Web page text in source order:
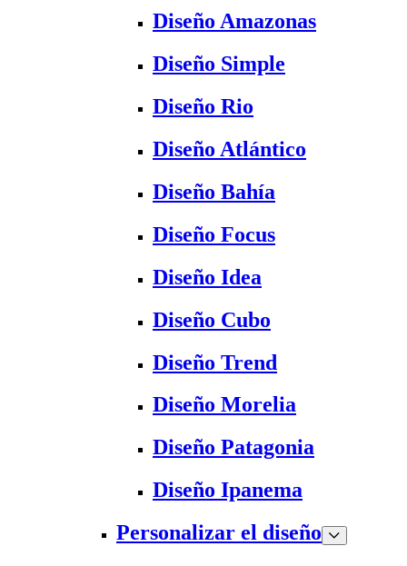
Diseño Amazonas
Diseño Simple
Diseño Rio
Diseño Atlántico
Diseño Bahía
Diseño Focus
Diseño Idea
Diseño Cubo
Diseño Trend
Diseño Morelia
Diseño Patagonia
Diseño Ipanema
Personalizar el diseño